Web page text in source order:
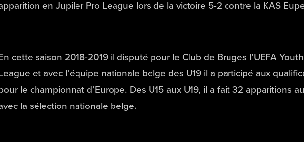
en Jupiler Pro League lors de la victoire 5-2 contre la KAS
cette saison 2018-2019 il disputé pour le Club de Bruges l’UEFA Youth
et avec l’équipe nationale belge des U19 il a participé aux
le championnat d’Europe. Des U15 aux U19, il a fait 32 apparitions
la sélection nationale belge.